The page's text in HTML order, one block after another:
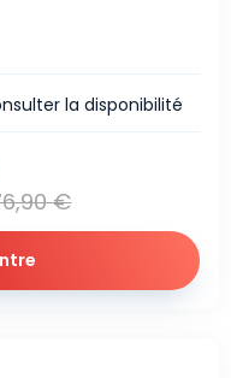
€
la disponibilité